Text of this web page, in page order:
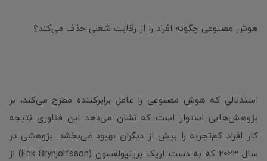
هوش مصنوعی چگونه افراد را از رقابت شغلی حذف می‌کند؟
استدلالی که هوش مصنوعی را عامل برابرکننده مطرح می‌کند، بر
پژوهش‌هایی استوار است که نشان می‌‌دهد این فناوری نتیجه
کار افراد کم‌تجربه را بیش از دیگران بهبود می‌بخشد. پژوهشی در
سال ۲۰۲۳ که به دست اریک برینیولفسون (Erik Brynjolfsson) از